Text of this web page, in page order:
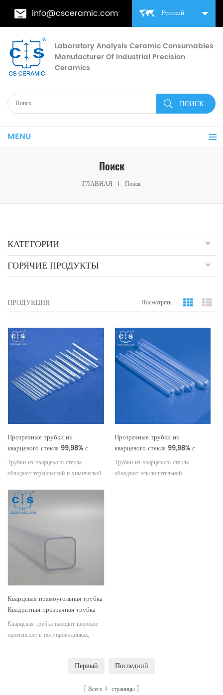
Русский
info@csceramic.com
Laboratory Analysis Ceramic Consumables
Manufacturer Of Industrial Precision
Ceramics
MENU
Поиск
ГЛАВНАЯ Поиск
КАТЕГОРИИ
ГОРЯЧИЕ ПРОДУКТЫ
ПРОДУКЦИЯ Посмотреть : вид сетки
Прозрачные трубки из
кварцевого стекла 99,98% с
открытыми обоими концами
Трубки из кварцевого стекла
обладают термической и химической
прозрачностью и механической
прочностью. Доступны различные
длины, диаметры и толщины стенок
требований применения.
Прозрачные трубки из
кварцевого стекла 99,98% с
одним закрытым концом
Трубки из кварцевого стекла
обладают исключительной
Кварцевая прямоугольная трубка
Квадратная прозрачная трубка
для полупроводниковых лазеров
и оптики
Кварцевая трубка находит широкое
применение в полупроводниках,
высокотемпературном/химическом
Первый Последний
Всего 1 страницы